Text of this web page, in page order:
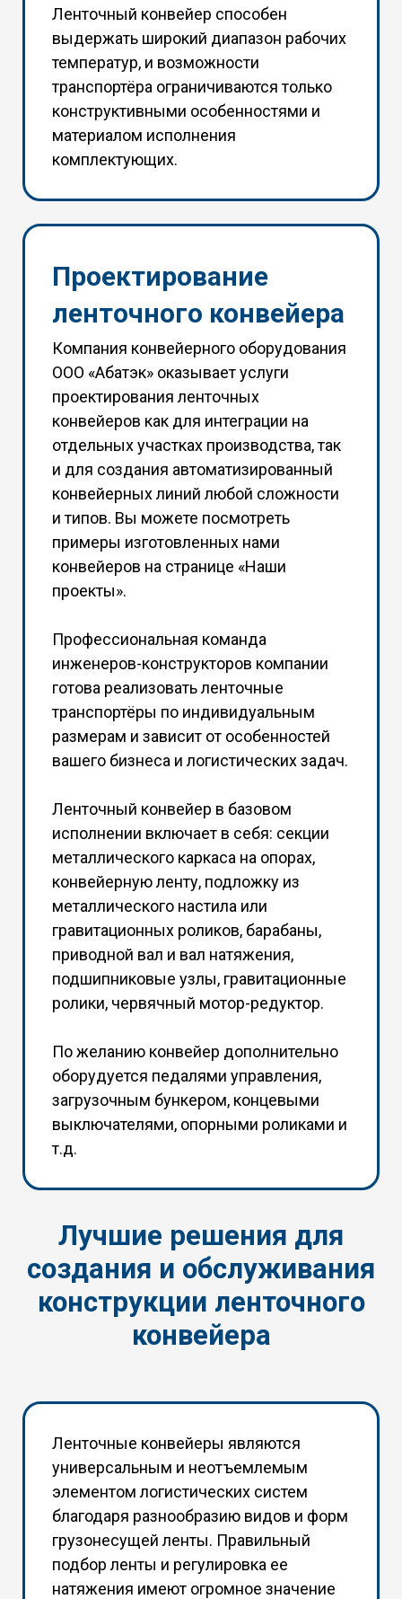
Ленточный конвейер способен
выдержать широкий диапазон рабочих
температур, и возможности
транспортёра ограничиваются только
конструктивными особенностями и
материалом исполнения
комплектующих.
Проектирование
ленточного конвейера
Компания конвейерного оборудования
ООО «Абатэк» оказывает услуги
проектирования ленточных
конвейеров как для интеграции на
отдельных участках производства, так
и для создания автоматизированный
конвейерных линий любой сложности
и типов. Вы можете посмотреть
примеры изготовленных нами
конвейеров на странице «Наши
проекты».
Профессиональная команда
инженеров-конструкторов компании
готова реализовать ленточные
транспортёры по индивидуальным
размерам и зависит от особенностей
вашего бизнеса и логистических задач.
Ленточный конвейер в базовом
исполнении включает в себя: секции
металлического каркаса на опорах,
конвейерную ленту, подложку из
металлического настила или
гравитационных роликов, барабаны,
приводной вал и вал натяжения,
подшипниковые узлы, гравитационные
ролики, червячный мотор-редуктор.
По желанию конвейер дополнительно
оборудуется педалями управления,
загрузочным бункером, концевыми
выключателями, опорными роликами и
т.д.
Лучшие решения для
создания и обслуживания
конструкции ленточного
конвейера
Ленточные конвейеры являются
универсальным и неотъемлемым
элементом логистических систем
благодаря разнообразию видов и форм
грузонесущей ленты. Правильный
подбор ленты и регулировка ее
натяжения имеют огромное значение